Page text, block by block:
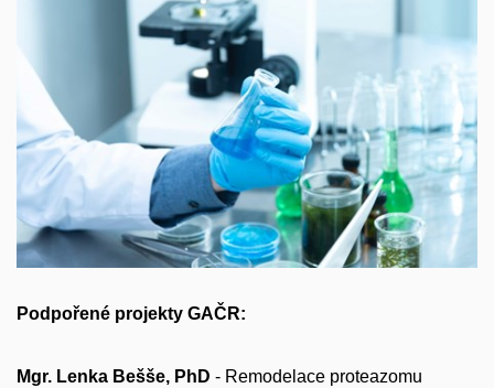
Podpořené projekty GAČR:
Mgr. Lenka Bešše, PhD - Remodelace proteazomu